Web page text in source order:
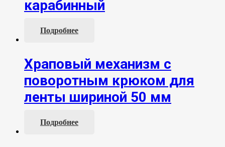
карабинный
Подробнее
Храповый механизм с
поворотным крюком для
ленты шириной 50 мм
Подробнее